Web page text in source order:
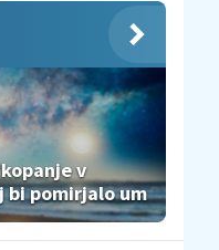
v
bi pomirjalo um